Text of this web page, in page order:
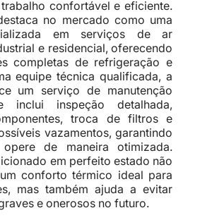
confortável e eficiente.
no mercado como uma
em serviços de ar
e residencial, oferecendo
completas de refrigeração e
equipe técnica qualificada, a
um serviço de manutenção
inclui inspeção detalhada,
troca de filtros e
vazamentos, garantindo
de maneira otimizada.
em perfeito estado não
conforto térmico ideal para
mas também ajuda a evitar
e onerosos no futuro.